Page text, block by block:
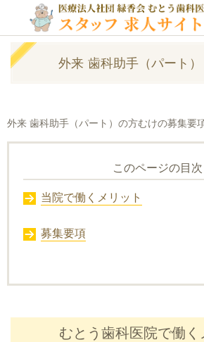
外来 歯科助手（パート
外来 歯科助手（パート）の方むけの募集要
このページの目次
当院で働くメリット
募集要項
むとう歯科医院で働く